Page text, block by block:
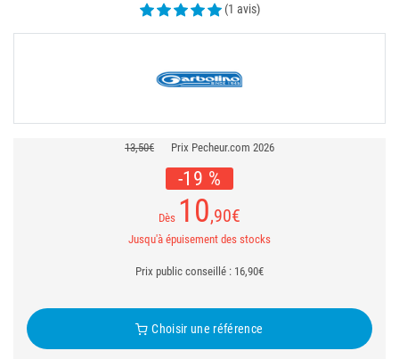
(1 avis)
13,50€ Prix Pecheur.com 2026
-19 %
Dès 10,90€
Jusqu'à épuisement des stocks
Prix public conseillé : 16,90€
Choisir une référence